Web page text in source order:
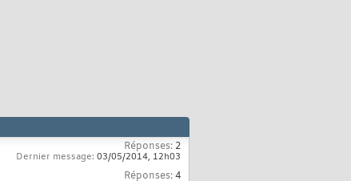
Réponses: 2
Dernier message: 03/05/2014, 12h03
Réponses:4